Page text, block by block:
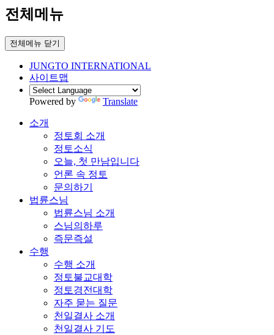
전체메뉴
전체메뉴 닫기
JUNGTO INTERNATIONAL
사이트맵
Powered by Translate
소개
정토회 소개
정토소식
오늘, 첫 만남입니다
언론 속 정토
문의하기
법륜스님
법륜스님 소개
스님의하루
즉문즉설
수행
수행 소개
정토불교대학
정토경전대학
자주 묻는 질문
천일결사 소개
천일결사 기도